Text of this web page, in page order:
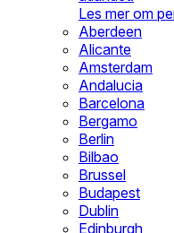
Les mer om
Aberdeen
Alicante
Amsterdam
Andalucia
Barcelona
Bergamo
Berlin
Bilbao
Brussel
Budapest
Dublin
Edinburgh